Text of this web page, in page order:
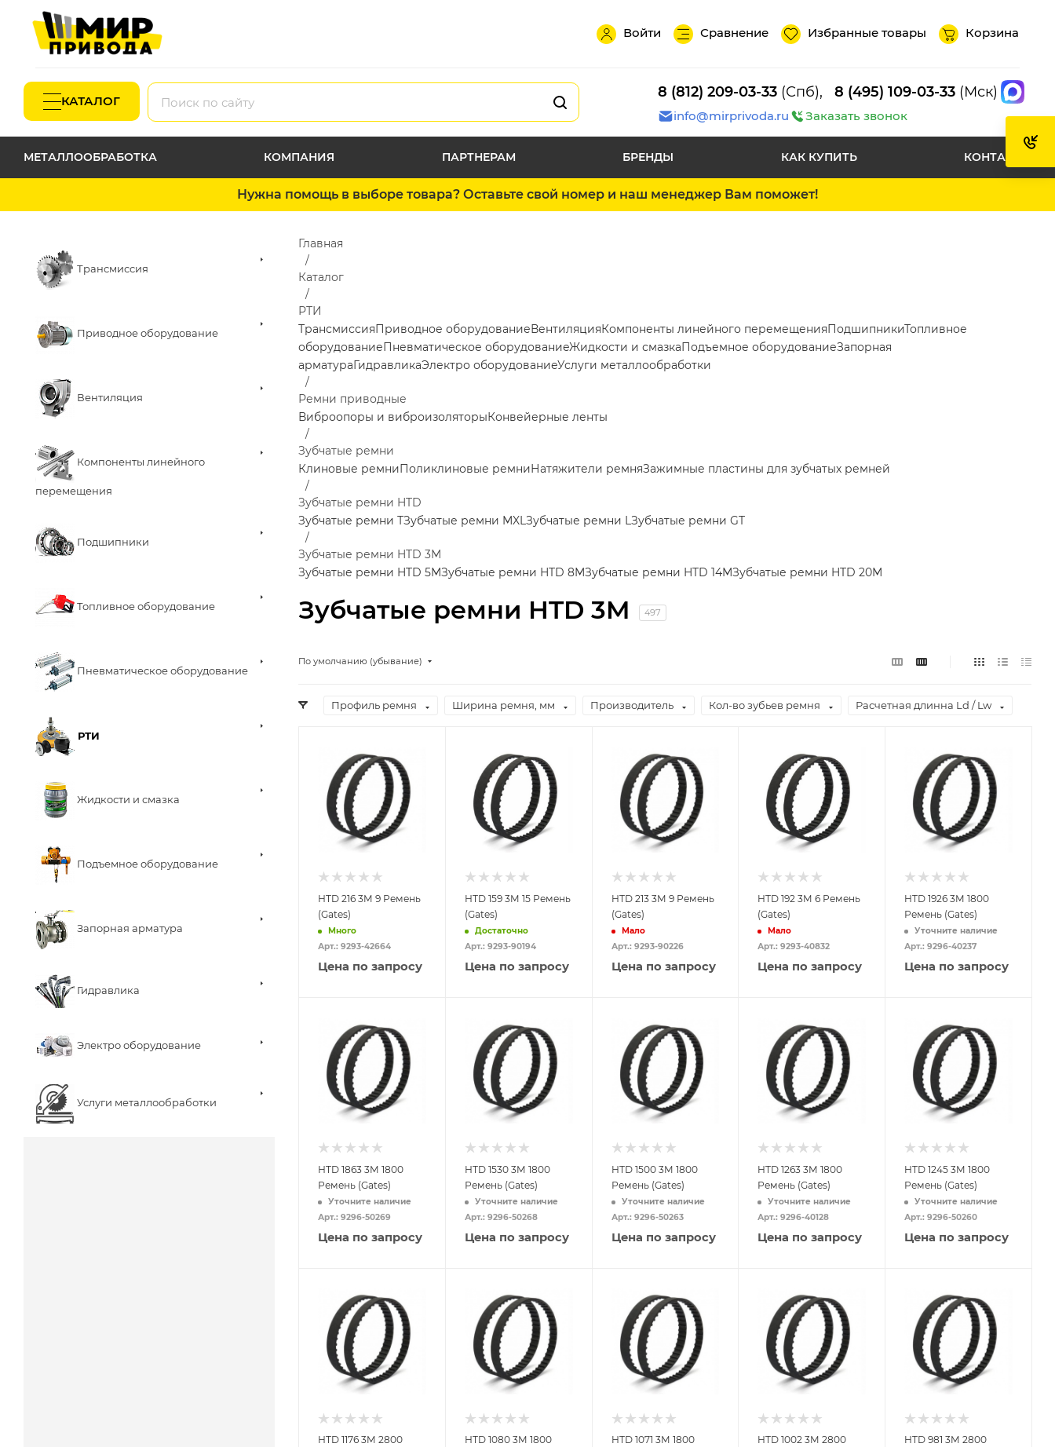
Войти Сравнение Избранные товары Корзина
КАТАЛОГ
8 (812) 209-03-33 (Спб), 8 (495) 109-03-33 (Мск)
info@mirprivoda.ru Заказать звонок
МЕТАЛЛООБРАБОТКА КОМПАНИЯ ПАРТНЕРАМ БРЕНДЫ КАК КУПИТЬ КОНТАКТЫ
Нужна помощь в выборе товара? Оставьте свой номер и наш менеджер Вам поможет!
Трансмиссия
Приводное оборудование
Вентиляция
Компоненты линейного
перемещения
Подшипники
Топливное оборудование
Пневматическое оборудование
РТИ
Жидкости и смазка
Подъемное оборудование
Запорная арматура
Гидравлика
Электро оборудование
Услуги металлообработки
Зубчатые ремни HTD 3M 497
Главная
Каталог
РТИ
ТрансмиссияПриводное оборудованиеВентиляцияКомпоненты линейного перемещенияПодшипникиТопливное
оборудованиеПневматическое оборудованиеЖидкости и смазкаПодъемное оборудованиеЗапорная
арматураГидравликаЭлектро оборудованиеУслуги металлообработки
Ремни приводные
Виброопоры и виброизоляторыКонвейерные ленты
Зубчатые ремни
Клиновые ремниПоликлиновые ремниНатяжители ремняЗажимные пластины для зубчатых ремней
Зубчатые ремни HTD
Зубчатые ремни ТЗубчатые ремни MXLЗубчатые ремни LЗубчатые ремни GT
Зубчатые ремни HTD 3M
Зубчатые ремни HTD 5MЗубчатые ремни HTD 8MЗубчатые ремни HTD 14MЗубчатые ремни HTD 20M
По умолчанию (убывание)
Профиль ремня Ширина ремня, мм Производитель Кол-во зубьев ремня Расчетная длинна Ld / Lw
HTD 216 3M 9 Ремень
(Gates)
Много
Арт.: 9293-42664
Цена по запросу
HTD 159 3M 15 Ремень
(Gates)
Достаточно
Арт.: 9293-90194
Цена по запросу
HTD 213 3M 9 Ремень
(Gates)
Мало
Арт.: 9293-90226
Цена по запросу
HTD 192 3M 6 Ремень
(Gates)
Мало
Арт.: 9293-40832
Цена по запросу
HTD 1926 3M 1800
Ремень (Gates)
Уточните наличие
Арт.: 9296-40237
Цена по запросу
HTD 1863 3M 1800
Ремень (Gates)
Уточните наличие
Арт.: 9296-50269
Цена по запросу
HTD 1530 3M 1800
Ремень (Gates)
Уточните наличие
Арт.: 9296-50268
Цена по запросу
HTD 1500 3M 1800
Ремень (Gates)
Уточните наличие
Арт.: 9296-50263
Цена по запросу
HTD 1263 3M 1800
Ремень (Gates)
Уточните наличие
Арт.: 9296-40128
Цена по запросу
HTD 1245 3M 1800
Ремень (Gates)
Уточните наличие
Арт.: 9296-50260
Цена по запросу
HTD 1176 3M 2800
HTD 1080 3M 1800
HTD 1071 3M 1800
HTD 1002 3M 2800
HTD 981 3M 2800